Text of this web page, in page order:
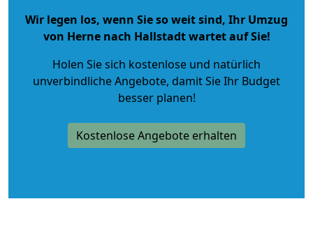
Wir legen los, wenn Sie so weit sind, Ihr Umzug
von Herne nach Hallstadt wartet auf Sie!
Holen Sie sich kostenlose und natürlich
unverbindliche Angebote, damit Sie Ihr Budget
besser planen!
Kostenlose Angebote erhalten